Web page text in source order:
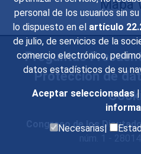
personal de los usuarios sin
lo dispuesto en el artículo
de julio, de servicios de la
comercio electrónico,
datos estadísticos de su
Aceptar seleccionadas |
Necesarias|
Mapa
Preguntas
Protección de
Congreso de los
núm. 1 -